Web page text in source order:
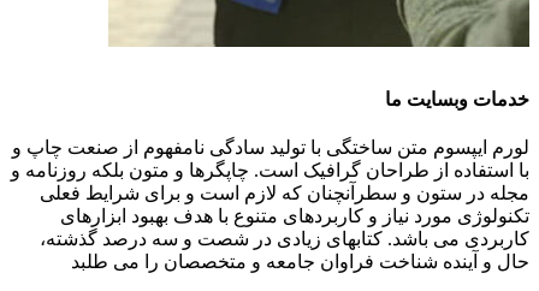
خدمات وبسایت ما
لورم ایپسوم متن ساختگی با تولید سادگی نامفهوم از صنعت چاپ و
با استفاده از طراحان گرافیک است. چاپگرها و متون بلکه روزنامه و
مجله در ستون و سطرآنچنان که لازم است و برای شرایط فعلی
تکنولوژی مورد نیاز و کاربردهای متنوع با هدف بهبود ابزارهای
کاربردی می باشد. کتابهای زیادی در شصت و سه درصد گذشته،
حال و آینده شناخت فراوان جامعه و متخصصان را می طلبد